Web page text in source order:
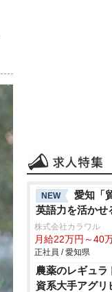
NEW
愛知「
英語力を活かせ
株式会社カラワル
月給22万円～40
正社員 / 愛知県
農薬のレギュラ
資系大手アグリ